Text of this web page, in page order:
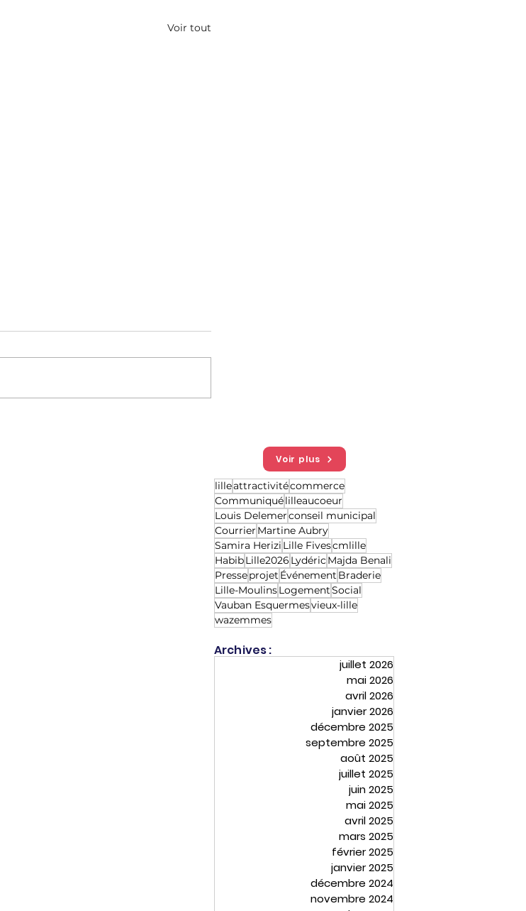
Voir tout
Voir plus
lilleattractivitécommerce
Communiquélilleaucoeur
Louis Delemerconseil municipal
Courrier Martine Aubry
Samira Herizi Lille Fivescmlille
HabibLille2026 LydéricMajda Benali
Presseprojet Événement Braderie
Lille-MoulinsLogementSocial
Vauban Esquermesvieux-lille
wazemmes
Archives :
juillet 2026
mai 2026
avril 2026
janvier 2026
décembre 2025
septembre 2025
août 2025
juillet 2025
juin 2025
mai 2025
avril 2025
mars 2025
février 2025
janvier 2025
décembre 2024
novembre 2024